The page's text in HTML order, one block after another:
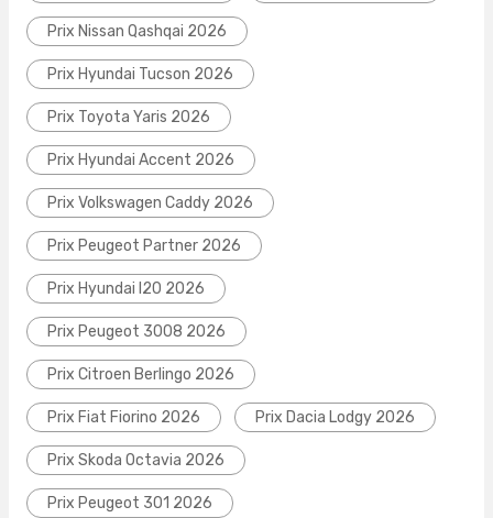
Prix Nissan Qashqai 2026
Prix Hyundai Tucson 2026
Prix Toyota Yaris 2026
Prix Hyundai Accent 2026
Prix Volkswagen Caddy 2026
Prix Peugeot Partner 2026
Prix Hyundai I20 2026
Prix Peugeot 3008 2026
Prix Citroen Berlingo 2026
Prix Fiat Fiorino 2026 Prix Dacia Lodgy 2026
Prix Skoda Octavia 2026
Prix Peugeot 301 2026